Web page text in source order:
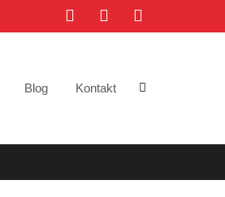
Blog Kontakt